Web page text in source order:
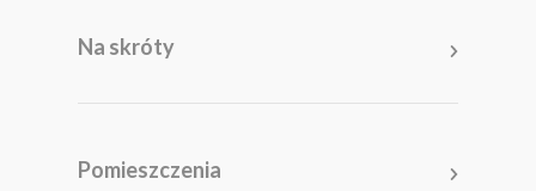
Na skróty
Pomieszczenia
Pomieszczenia